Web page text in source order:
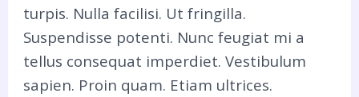
turpis. Nulla facilisi. Ut fringilla.
Suspendisse potenti. Nunc feugiat mi a
tellus consequat imperdiet. Vestibulum
sapien. Proin quam. Etiam ultrices.